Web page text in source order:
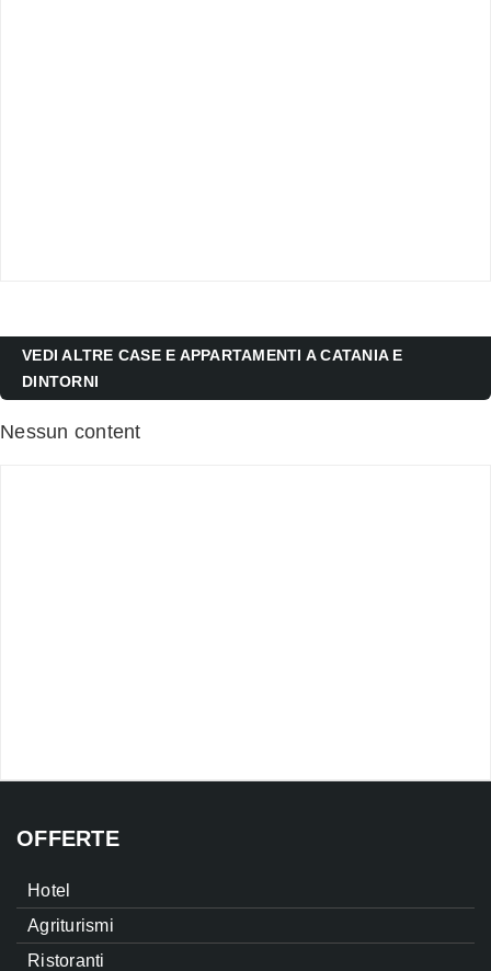
VEDI ALTRE CASE E APPARTAMENTI A CATANIA E
DINTORNI
Nessun content
OFFERTE
Hotel
Agriturismi
Ristoranti